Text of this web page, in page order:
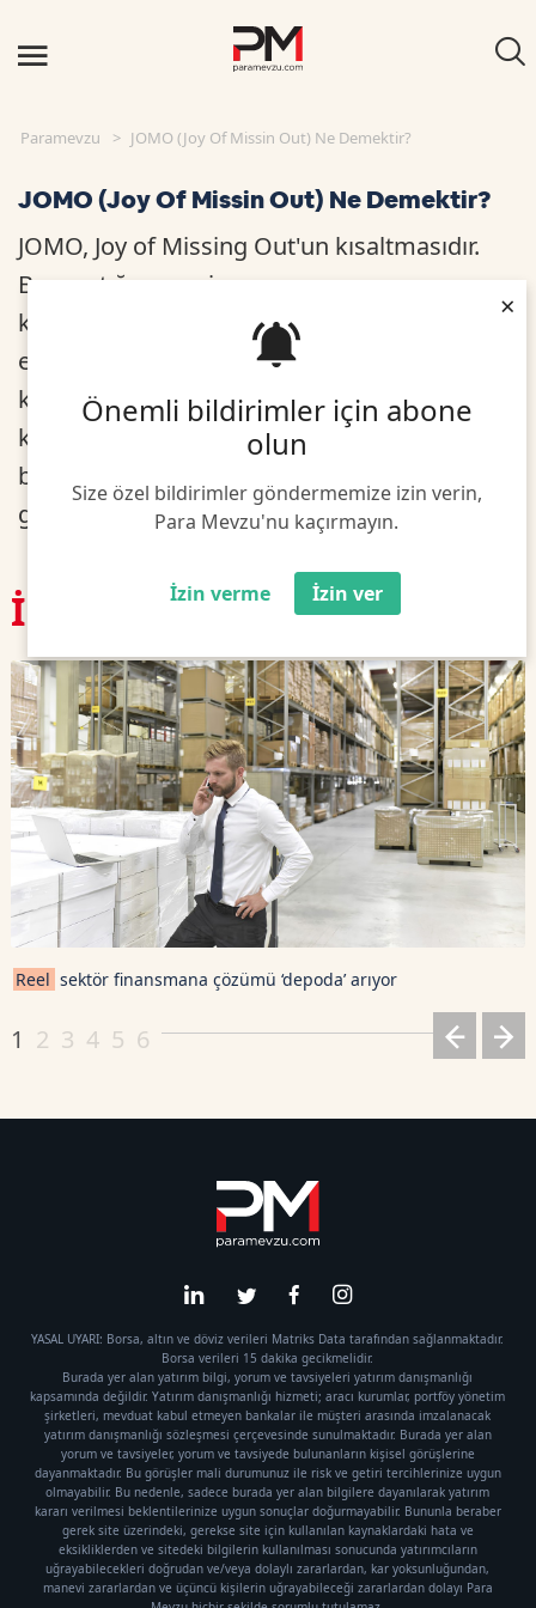
Önemli bildirimler için abone
olun
Size özel bildirimler göndermemize izin verin,
Para Mevzu'nu kaçırmayın.
İzin verme İzin ver
×
Paramevzu JOMO (Joy Of Missin Out) Ne Demektir?
JOMO (Joy Of Missin Out) Ne Demektir?
JOMO, Joy of Missing Out'un kısaltmasıdır.
Bu, yaptığınız şeyi yapmanın ve
kaçırabileceğiniz değerli hiçbir şey için
endişelenmemenin zevkidir. Yani özetle bir
kripto para elinizde olmadığında eğer o
kripto para yükselmiyorsa veya düşüyorsa
bu durumda aldığınız keyif JOMO’ya karşılık
gelir. FOMO’nun tam tersidir.
İlgili Haberler
Reel sektör finansmana çözümü ‘depoda’ arıyor
1 2 3 4 5 6
YASAL UYARI: Borsa, altın ve döviz verileri Matriks Data tarafından sağlanmaktadır.
Borsa verileri 15 dakika gecikmelidir.
Burada yer alan yatırım bilgi, yorum ve tavsiyeleri yatırım danışmanlığı
kapsamında değildir. Yatırım danışmanlığı hizmeti; aracı kurumlar, portföy yönetim
şirketleri, mevduat kabul etmeyen bankalar ile müşteri arasında imzalanacak
yatırım danışmanlığı sözleşmesi çerçevesinde sunulmaktadır. Burada yer alan
yorum ve tavsiyeler, yorum ve tavsiyede bulunanların kişisel görüşlerine
dayanmaktadır. Bu görüşler mali durumunuz ile risk ve getiri tercihlerinize uygun
olmayabilir. Bu nedenle, sadece burada yer alan bilgilere dayanılarak yatırım
kararı verilmesi beklentilerinize uygun sonuçlar doğurmayabilir. Bununla beraber
gerek site üzerindeki, gerekse site için kullanılan kaynaklardaki hata ve
eksikliklerden ve sitedeki bilgilerin kullanılması sonucunda yatırımcıların
uğrayabilecekleri doğrudan ve/veya dolaylı zararlardan, kar yoksunluğundan,
manevi zararlardan ve üçüncü kişilerin uğrayabileceği zararlardan dolayı Para